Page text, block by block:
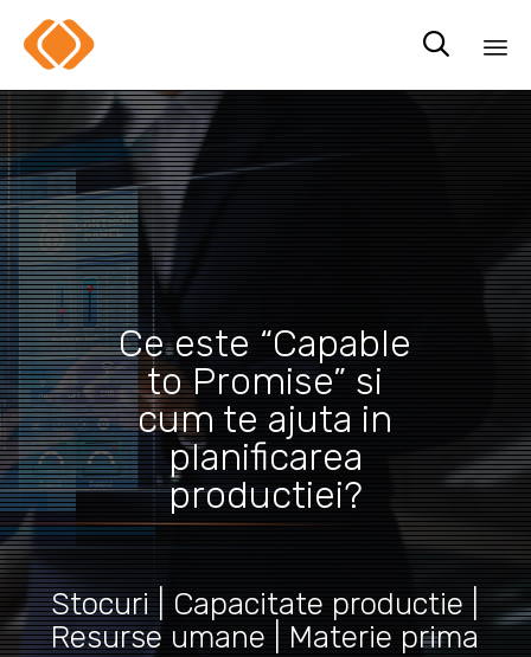

Ce este “Capable
to Promise” si
cum te ajuta in
planificarea
productiei?
Stocuri | Capacitate productie |
Resurse umane | Materie prima